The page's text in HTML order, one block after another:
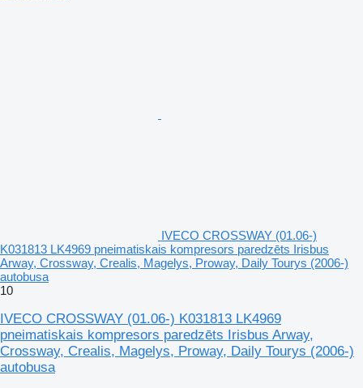
IVECO CROSSWAY (01.06-)
K031813 LK4969 pneimatiskais kompresors paredzēts Irisbus
Arway, Crossway, Crealis, Magelys, Proway, Daily Tourys (2006-)
autobusa
10
IVECO CROSSWAY (01.06-) K031813 LK4969
pneimatiskais kompresors paredzēts Irisbus Arway,
Crossway, Crealis, Magelys, Proway, Daily Tourys (2006-)
autobusa